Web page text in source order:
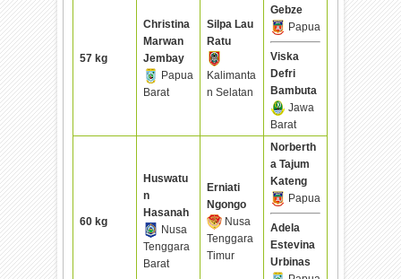
57 kg
Christina
Marwan
Jembay
Papua
Barat
Silpa Lau
Ratu
Kalimanta
n Selatan
Gebze
Papua
Viska
Defri
Bambuta
Jawa
Barat
60 kg
Huswatu
n
Hasanah
Nusa
Tenggara
Barat
Erniati
Ngongo
Nusa
Tenggara
Timur
Norberth
a Tajum
Kateng
Papua
Adela
Estevina
Urbinas